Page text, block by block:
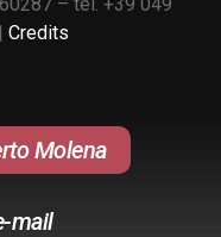
| Credits
Molena
mail